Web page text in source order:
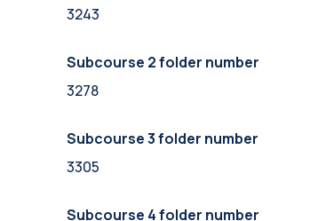
3243
Subcourse 2 folder number
3278
Subcourse 3 folder number
3305
Subcourse 4 folder number